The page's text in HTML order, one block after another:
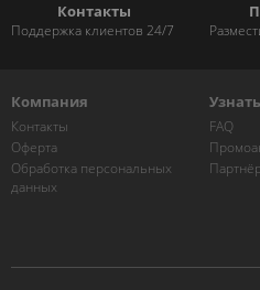
Контакты
Поддержка клиентов 24/7
Компания
Контакты
Оферта
Обработка персональных
данных
FAQ